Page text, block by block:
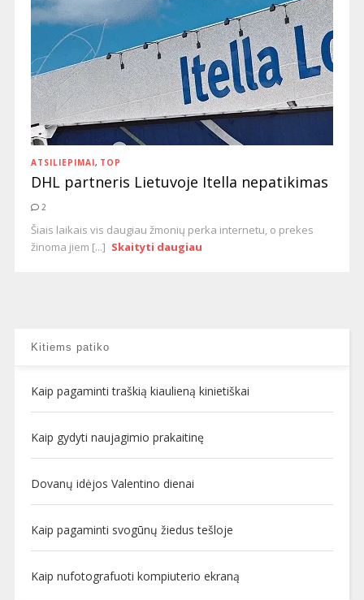
ATSILIEPIMAI, TOP
DHL partneris Lietuvoje Itella nepatikimas
2
Šiais laikais vis daugiau žmonių perka internetu, o prekes
žinoma jiem [...] Skaityti daugiau
Kitiems patiko
Kaip pagaminti traškią kiaulieną kinietiškai
Kaip gydyti naujagimio prakaitinę
Dovanų idėjos Valentino dienai
Kaip pagaminti svogūnų žiedus tešloje
Kaip nufotografuoti kompiuterio ekraną